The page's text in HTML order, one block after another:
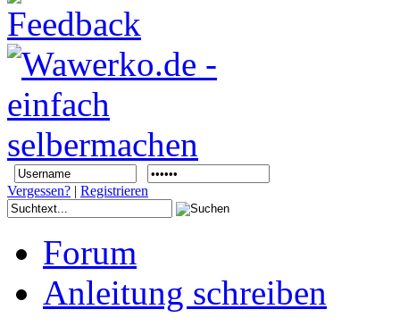
Vergessen? | Registrieren
Forum
Anleitung schreiben